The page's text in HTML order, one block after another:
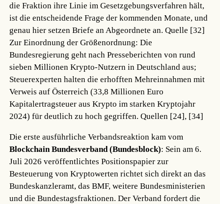
die Fraktion ihre Linie im Gesetzgebungsverfahren hält,
ist die entscheidende Frage der kommenden Monate, und
genau hier setzen Briefe an Abgeordnete an.Quelle [32]
Zur Einordnung der Größenordnung: Die
Bundesregierung geht nach Presseberichten von rund
sieben Millionen Krypto-Nutzern in Deutschland aus;
Steuerexperten halten die erhofften Mehreinnahmen mit
Verweis auf Österreich (33,8 Millionen Euro
Kapitalertragsteuer aus Krypto im starken Kryptojahr
2024) für deutlich zu hoch gegriffen.Quellen [24], [34]
Die erste ausführliche Verbandsreaktion kam vom
Blockchain Bundesverband (Bundesblock): Sein am 6.
Juli 2026 veröffentlichtes Positionspapier zur
Besteuerung von Kryptowerten richtet sich direkt an das
Bundeskanzleramt, das BMF, weitere Bundesministerien
und die Bundestagsfraktionen. Der Verband fordert die